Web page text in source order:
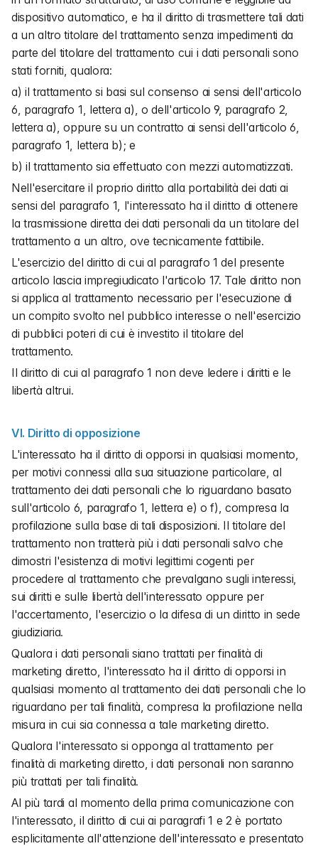
dispositivo automatico, e ha il diritto di trasmettere tali dati
a un altro titolare del trattamento senza impedimenti da
parte del titolare del trattamento cui i dati personali sono
stati forniti, qualora:
a) il trattamento si basi sul consenso ai sensi dell'articolo
6, paragrafo 1, lettera a), o dell'articolo 9, paragrafo 2,
lettera a), oppure su un contratto ai sensi dell'articolo 6,
paragrafo 1, lettera b); e
b) il trattamento sia effettuato con mezzi automatizzati.
Nell'esercitare il proprio diritto alla portabilità dei dati ai
sensi del paragrafo 1, l'interessato ha il diritto di ottenere
la trasmissione diretta dei dati personali da un titolare del
trattamento a un altro, ove tecnicamente fattibile.
L'esercizio del diritto di cui al paragrafo 1 del presente
articolo lascia impregiudicato l'articolo 17. Tale diritto non
si applica al trattamento necessario per l'esecuzione di
un compito svolto nel pubblico interesse o nell'esercizio
di pubblici poteri di cui è investito il titolare del
trattamento.
Il diritto di cui al paragrafo 1 non deve ledere i diritti e le
libertà altrui.
VI. Diritto di opposizione
L'interessato ha il diritto di opporsi in qualsiasi momento,
per motivi connessi alla sua situazione particolare, al
trattamento dei dati personali che lo riguardano basato
sull'articolo 6, paragrafo 1, lettera e) o f), compresa la
profilazione sulla base di tali disposizioni. Il titolare del
trattamento non tratterà più i dati personali salvo che
dimostri l'esistenza di motivi legittimi cogenti per
procedere al trattamento che prevalgano sugli interessi,
sui diritti e sulle libertà dell'interessato oppure per
l'accertamento, l'esercizio o la difesa di un diritto in sede
giudiziaria.
Qualora i dati personali siano trattati per finalità di
marketing diretto, l'interessato ha il diritto di opporsi in
qualsiasi momento al trattamento dei dati personali che lo
riguardano per tali finalità, compresa la profilazione nella
misura in cui sia connessa a tale marketing diretto.
Qualora l'interessato si opponga al trattamento per
finalità di marketing diretto, i dati personali non saranno
più trattati per tali finalità.
Al più tardi al momento della prima comunicazione con
l'interessato, il diritto di cui ai paragrafi 1 e 2 è portato
esplicitamente all'attenzione dell'interessato e presentato